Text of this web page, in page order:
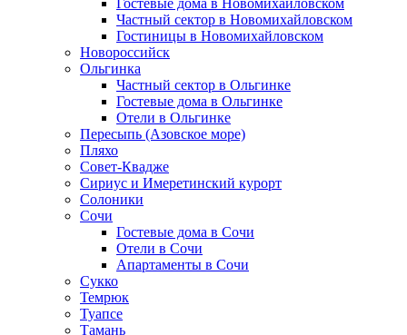
Гостевые дома в Новомихайловском
Частный сектор в Новомихайловском
Гостиницы в Новомихайловском
Новороссийск
Ольгинка
Частный сектор в Ольгинке
Гостевые дома в Ольгинке
Отели в Ольгинке
Пересыпь (Азовское море)
Пляхо
Совет-Квадже
Сириус и Имеретинский курорт
Солоники
Сочи
Гостевые дома в Сочи
Отели в Сочи
Апартаменты в Сочи
Сукко
Темрюк
Туапсе
Тамань